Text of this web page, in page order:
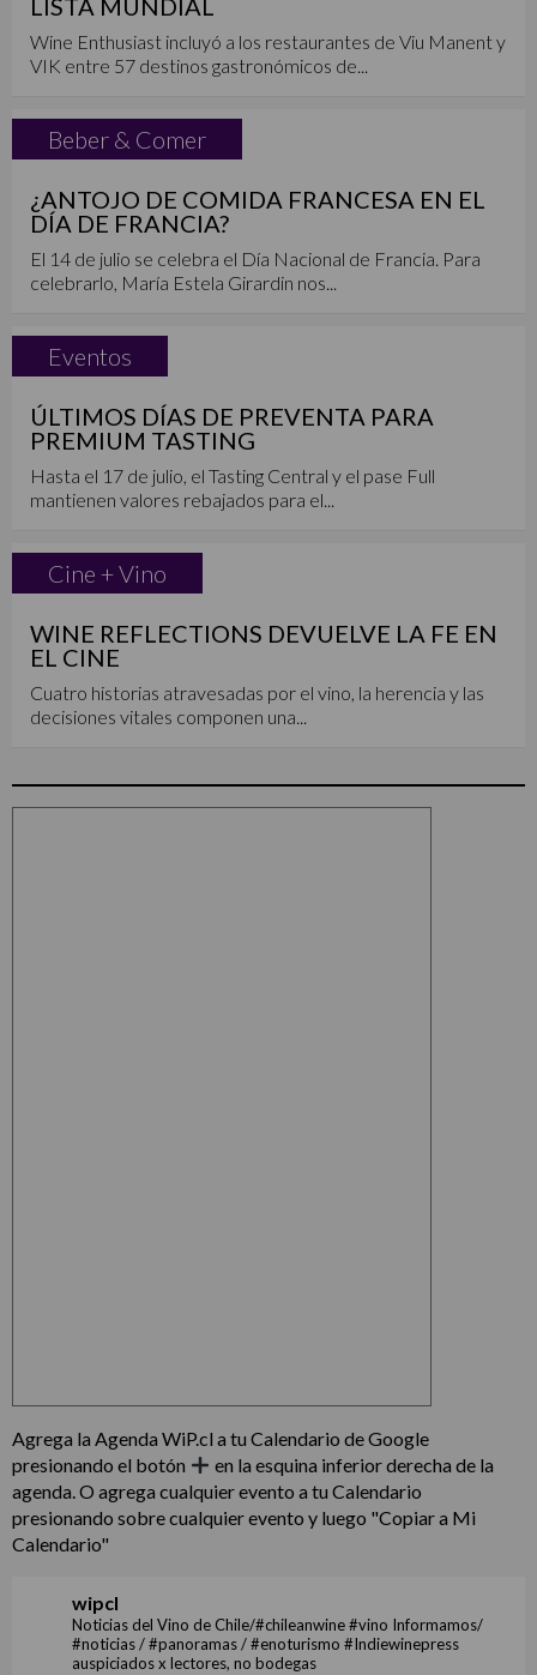
LISTA MUNDIAL
Wine Enthusiast incluyó a los restaurantes de Viu Manent y
VIK entre 57 destinos gastronómicos de...
Beber & Comer
¿ANTOJO DE COMIDA FRANCESA EN EL
DÍA DE FRANCIA?
El 14 de julio se celebra el Día Nacional de Francia. Para
celebrarlo, María Estela Girardin nos...
Eventos
ÚLTIMOS DÍAS DE PREVENTA PARA
PREMIUM TASTING
Hasta el 17 de julio, el Tasting Central y el pase Full
mantienen valores rebajados para el...
Cine + Vino
WINE REFLECTIONS DEVUELVE LA FE EN
EL CINE
Cuatro historias atravesadas por el vino, la herencia y las
decisiones vitales componen una...
Agrega la Agenda WiP.cl a tu Calendario de Google
presionando el botón
en la esquina inferior derecha de la
agenda. O agrega cualquier evento a tu Calendario
presionando sobre cualquier evento y luego "Copiar a Mi
Calendario"
wipcl
Noticias del Vino de Chile/#chileanwine #vino Informamos/
#noticias / #panoramas / #enoturismo #Indiewinepress
auspiciados x lectores, no bodegas